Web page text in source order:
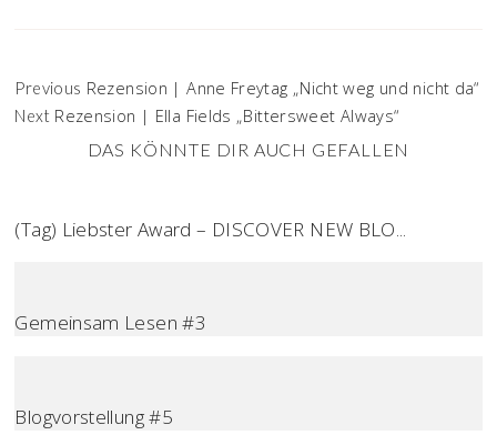
Previous Rezension | Anne Freytag „Nicht weg und nicht da“
Next Rezension | Ella Fields „Bittersweet Always“
DAS KÖNNTE DIR AUCH GEFALLEN
(Tag) Liebster Award – DISCOVER NEW BLO...
Gemeinsam Lesen #3
Blogvorstellung #5